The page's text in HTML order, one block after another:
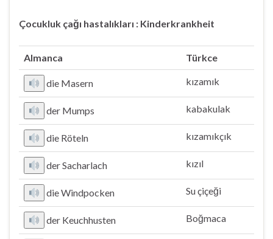
Çocukluk çağı hastalıkları : Kinderkrankheit
Almanca Türkce
die Masern kızamık
der Mumps kabakulak
die Röteln kızamıkçık
der Sacharlach kızıl
die Windpocken Su çiçeği
der Keuchhusten Boğmaca